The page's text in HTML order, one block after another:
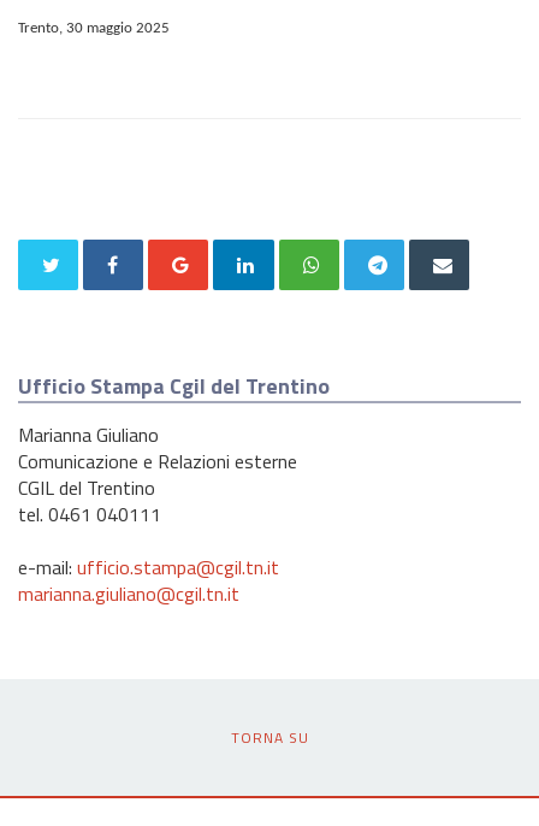
Trento, 30 maggio 2025
Ufficio Stampa Cgil del Trentino
Marianna Giuliano
Comunicazione e Relazioni esterne
CGIL del Trentino
tel. 0461 040111
e-mail: ufficio.stampa@cgil.tn.it
marianna.giuliano@cgil.tn.it
TORNA SU